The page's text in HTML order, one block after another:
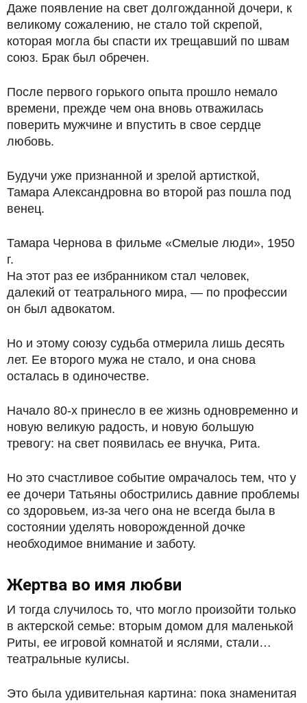
Даже появление на свет долгожданной дочери, к
великому сожалению, не стало той скрепой,
которая могла бы спасти их трещавший по швам
союз. Брак был обречен.
После первого горького опыта прошло немало
времени, прежде чем она вновь отважилась
поверить мужчине и впустить в свое сердце
любовь.
Будучи уже признанной и зрелой артисткой,
Тамара Александровна во второй раз пошла под
венец.
Тамара Чернова в фильме «Смелые люди», 1950
г.
На этот раз ее избранником стал человек,
далекий от театрального мира, — по профессии
он был адвокатом.
Но и этому союзу судьба отмерила лишь десять
лет. Ее второго мужа не стало, и она снова
осталась в одиночестве.
Начало 80-х принесло в ее жизнь одновременно и
новую великую радость, и новую большую
тревогу: на свет появилась ее внучка, Рита.
Но это счастливое событие омрачалось тем, что у
ее дочери Татьяны обострились давние проблемы
со здоровьем, из-за чего она не всегда была в
состоянии уделять новорожденной дочке
необходимое внимание и заботу.
Жертва во имя любви
И тогда случилось то, что могло произойти только
в актерской семье: вторым домом для маленькой
Риты, ее игровой комнатой и яслями, стали…
театральные кулисы.
Это была удивительная картина: пока знаменитая